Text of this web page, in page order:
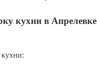
кухни в Апрелевке
кухни: